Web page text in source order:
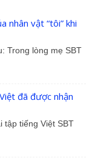
nhân vật “tôi” khi
Trong lòng mẹ SBT
đã được nhận
tập tiếng Việt SBT